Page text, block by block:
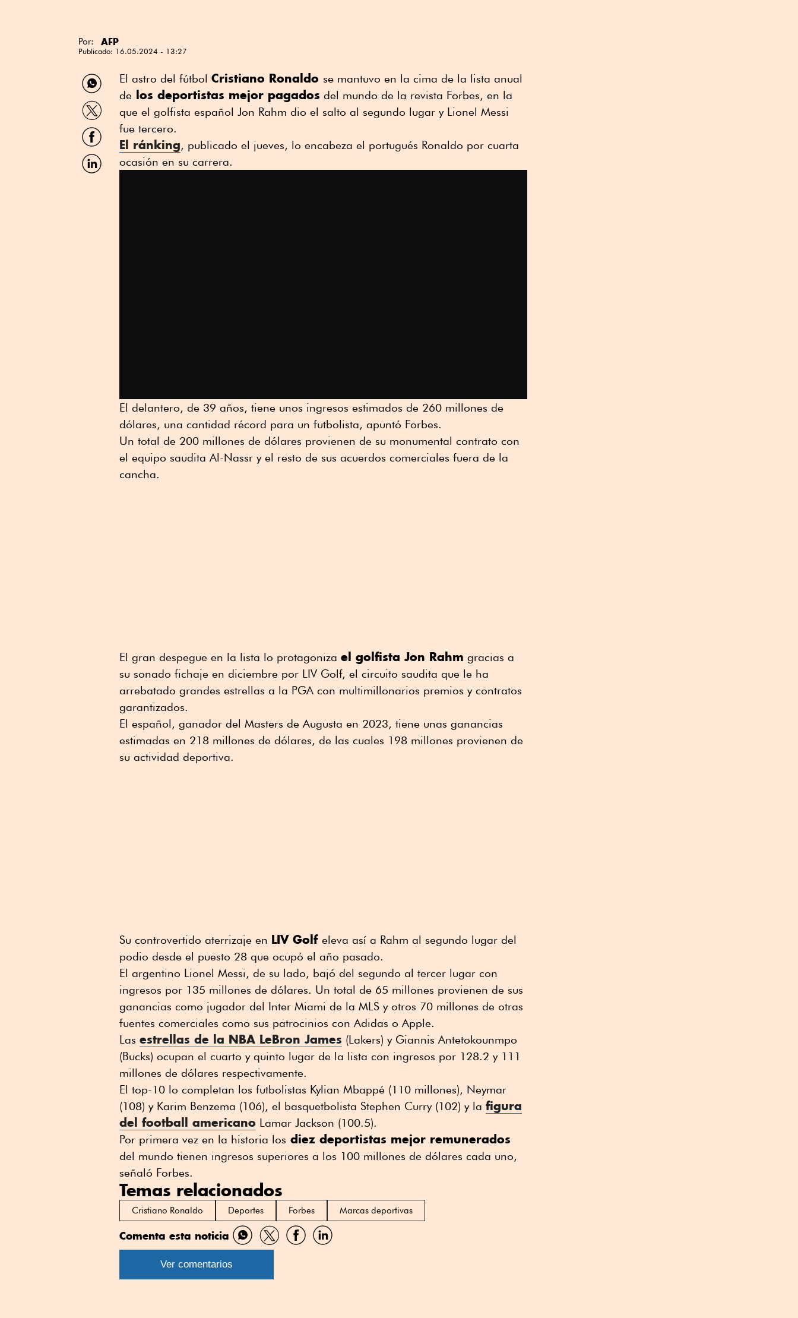
Por: AFP
Publicado: 16.05.2024 - 13:27
Compartir
por
WhatsApp
Compartir
por
Twitter
Compartir
por
Facebook
Compartir
por
El astro del fútbol Cristiano Ronaldo se mantuvo en la cima de la lista anual
de los deportistas mejor pagados del mundo de la revista Forbes, en la
que el golfista español Jon Rahm dio el salto al segundo lugar y Lionel Messi
fue tercero.
El ránking, publicado el jueves, lo encabeza el portugués Ronaldo por cuarta
ocasión en su carrera.
El delantero, de 39 años, tiene unos ingresos estimados de 260 millones de
dólares, una cantidad récord para un futbolista, apuntó Forbes.
Un total de 200 millones de dólares provienen de su monumental contrato con
el equipo saudita Al-Nassr y el resto de sus acuerdos comerciales fuera de la
cancha.
El gran despegue en la lista lo protagoniza el golfista Jon Rahm gracias a
su sonado fichaje en diciembre por LIV Golf, el circuito saudita que le ha
arrebatado grandes estrellas a la PGA con multimillonarios premios y contratos
garantizados.
El español, ganador del Masters de Augusta en 2023, tiene unas ganancias
estimadas en 218 millones de dólares, de las cuales 198 millones provienen de
su actividad deportiva.
Su controvertido aterrizaje en LIV Golf eleva así a Rahm al segundo lugar del
podio desde el puesto 28 que ocupó el año pasado.
El argentino Lionel Messi, de su lado, bajó del segundo al tercer lugar con
ingresos por 135 millones de dólares. Un total de 65 millones provienen de sus
ganancias como jugador del Inter Miami de la MLS y otros 70 millones de otras
fuentes comerciales como sus patrocinios con Adidas o Apple.
Las estrellas de la NBA LeBron James (Lakers) y Giannis Antetokounmpo
(Bucks) ocupan el cuarto y quinto lugar de la lista con ingresos por 128.2 y 111
millones de dólares respectivamente.
El top-10 lo completan los futbolistas Kylian Mbappé (110 millones), Neymar
(108) y Karim Benzema (106), el basquetbolista Stephen Curry (102) y la figura
del football americano Lamar Jackson (100.5).
Por primera vez en la historia los diez deportistas mejor remunerados
del mundo tienen ingresos superiores a los 100 millones de dólares cada uno,
señaló Forbes.
Temas relacionados
Cristiano Ronaldo Deportes Forbes Marcas deportivas
Comenta esta noticia
Compartir
por
Compartir
por
CompartirCompartir
Ver comentarios